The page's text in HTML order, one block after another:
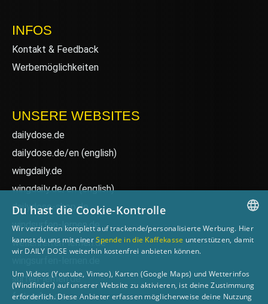
INFOS
Kontakt & Feedback
Werbemöglichkeiten
UNSERE WEBSITES
dailydose.de
dailydose.de/en (english)
wingdaily.de
wingdaily.de/en(english)
dailydose-shop.de
windsurfen-lernen.de
wellenreiten-lernen.de
surfen-lernen.de
foilsurfen.de
GERMAN
Du hast die Cookie-Kontrolle
Wir verzichten komplett auf trackende/personalisierte Werbung. Hier
kannst du uns mit einerSpende in die Kaffekasse unterstützen, damit
wir DAILY DOSE weiterhin kostenfrei anbieten können.
Um Videos (Youtube, Vimeo), Karten (Google Maps) und Wetterinfos
(Windfinder) auf unserer Website zu aktivieren, ist deine Zustimmung
erforderlich. Diese Anbieter erfassen möglicherweise deine Nutzung